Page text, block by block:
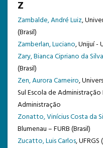
PESQUISA
ATUAL
ANTERIORES
ESTATÍSTICAS
TEMPLATE DE
Z
Zambalde, André Luiz,
(Brasil)
Zamberlan, Luciano, Unijuí -
Zary, Bianca Cipriano da Silva
(Brasil)
Zen, Aurora Carneiro,
Sul Escola de
Administração
Zonatto, Vinícius Costa da
Blumenau – FURB (Brasil)
Zucatto, Luis Carlos, UFRGS